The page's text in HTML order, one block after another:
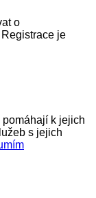
o
je
k jejich
s jejich